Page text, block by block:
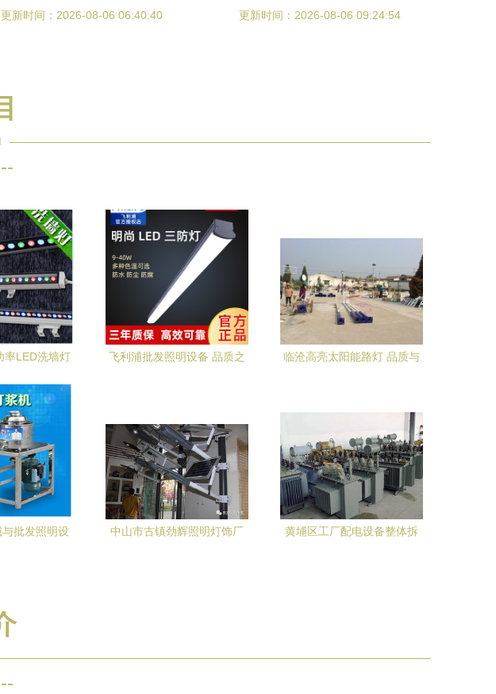
照明新未来
更新时间：2026-08-06 06:40:40
销，点亮绿色空间新典范
更新时间：2026-08-06 09:24:54
率LED洗墙灯
力之选
飞利浦批发照明设备 品质之
临沧高亮太阳能路灯 品质与
批发照明设
中山市古镇劲辉照明灯饰厂
黄埔区工厂配电设备整体拆